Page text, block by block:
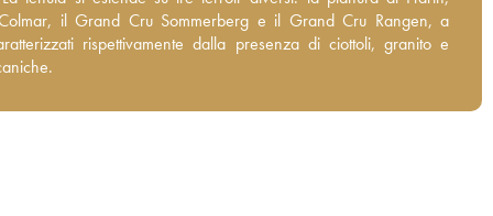
e il Grand Cru Rangen, a Thann, caratterizzati
dalla presenza di ciottoli, granito e rocce vulcaniche.
il Grand Cru Sommerberg e il Grand Cru Rangen, a
rispettivamente dalla presenza di ciottoli, granito e